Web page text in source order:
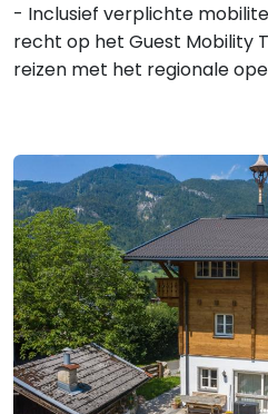
- Inclusief verplichte
recht op het Guest Mobility
reizen met het regionale